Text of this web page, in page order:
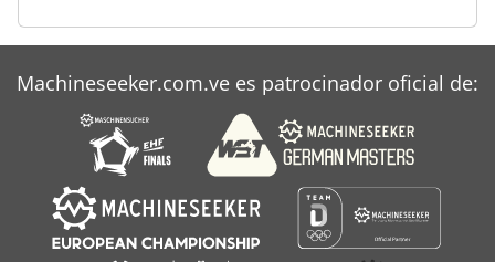
Schleicher Bohrfix
Machineseeker.com.ve es patrocinador oficial de: